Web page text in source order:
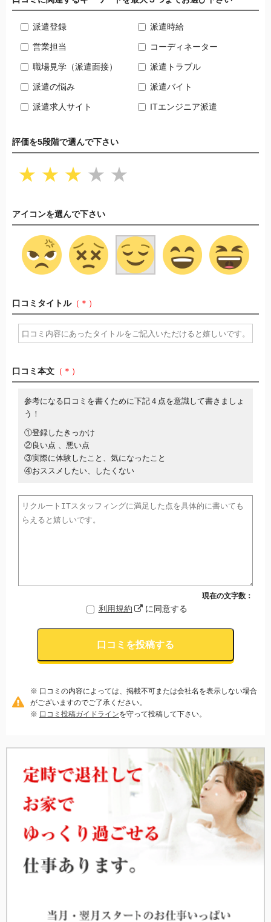
派遣登録 派遣時給
営業担当 コーディネーター
職場見学（派遣面接） 派遣トラブル
派遣の悩み 派遣バイト
派遣求人サイト ITエンジニア派遣
評価を5段階で選んで下さい
★ ★ ★ ★ ★
アイコンを選んで下さい
口コミタイトル（＊）
口コミ本文 （＊）
参考になる口コミを書くために下記４点を意識して書きましょ
う！
①登録したきっかけ
②良い点 、悪い点
③実際に体験したこと、気になったこと
④おススメしたい、したくない
現在の文字数：
利用規約 に同意する
口コミを投稿する
※ 口コミの内容によっては、掲載不可または会社名を表示しない場合
がございますのでご了承ください。
※ 口コミ投稿ガイドラインを守って投稿して下さい。